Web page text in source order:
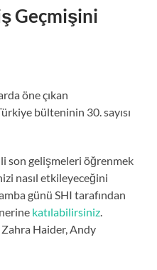
Geçmişini
öne çıkan
bülteninin 30. sayısı
son gelişmeleri öğrenmek
nasıl etkileyeceğini
günü SHI tarafından
katılabilirsiniz.
Haider, Andy